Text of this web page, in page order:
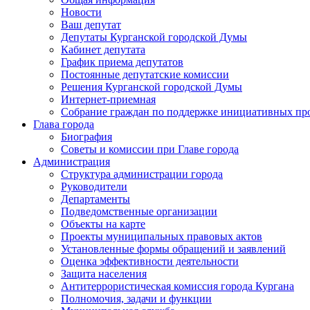
Новости
Ваш депутат
Депутаты Курганской городской Думы
Кабинет депутата
График приема депутатов
Постоянные депутатские комиссии
Решения Курганской городской Думы
Интернет-приемная
Собрание граждан по поддержке инициативных
Глава города
Биография
Советы и комиссии при Главе города
Администрация
Структура администрации города
Руководители
Департаменты
Подведомственные организации
Объекты на карте
Проекты муниципальных правовых актов
Установленные формы обращений и заявлений
Оценка эффективности деятельности
Защита населения
Антитеррористическая комиссия города Кургана
Полномочия, задачи и функции